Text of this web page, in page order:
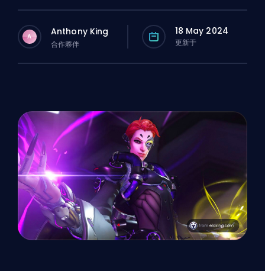
A Anthony King
合作夥伴
18 May 2024
更新于